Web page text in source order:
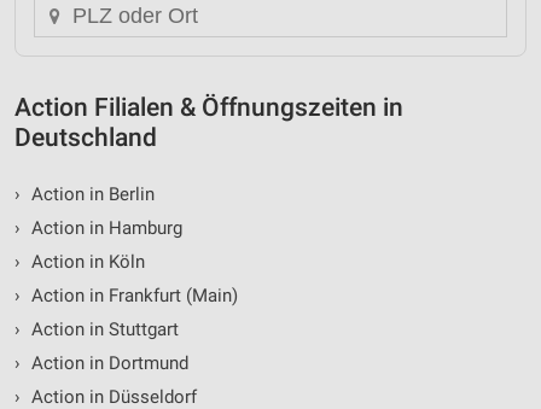
Action Filialen & Öffnungszeiten in
Deutschland
› Action in Berlin
› Action in Hamburg
› Action in Köln
› Action in Frankfurt (Main)
› Action in Stuttgart
› Action in Dortmund
› Action in Düsseldorf